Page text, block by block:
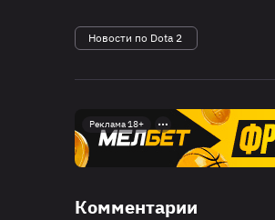
Новости по Dota 2
Реклама 18+
Комментарии